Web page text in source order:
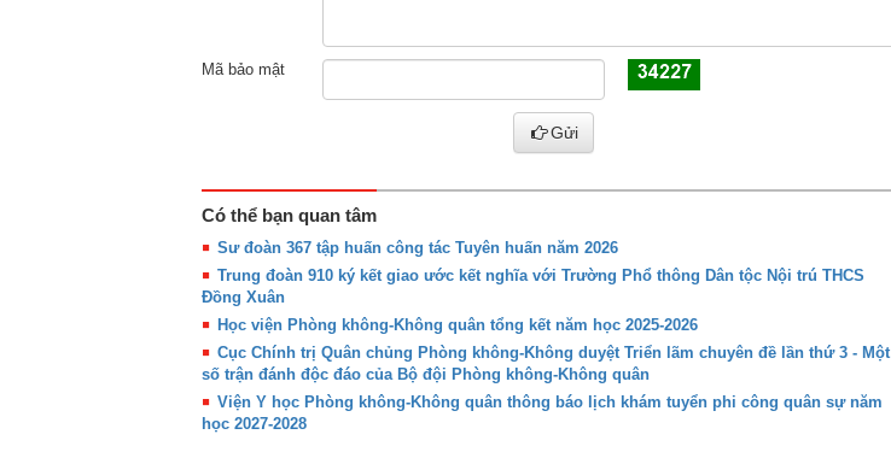
Mã bảo mật
Gửi
Có thể bạn quan tâm
Sư đoàn 367 tập huấn công tác Tuyên huấn năm 2026
Trung đoàn 910 ký kết giao ước kết nghĩa với Trường Phổ thông Dân tộc Nội trú THCS
Đồng Xuân
Học viện Phòng không-Không quân tổng kết năm học 2025-2026
Cục Chính trị Quân chủng Phòng không-Không duyệt Triển lãm chuyên đề lần thứ 3 - Một
số trận đánh độc đáo của Bộ đội Phòng không-Không quân
Viện Y học Phòng không-Không quân thông báo lịch khám tuyển phi công quân sự năm
học 2027-2028